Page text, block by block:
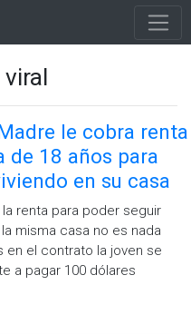
le cobra renta
de 18 años para
en su casa
renta para poder seguir
misma casa no es nada
en el contrato la joven se
a pagar 100 dólares